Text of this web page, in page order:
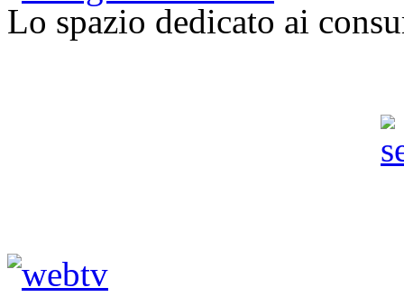
Lo spazio dedicato ai